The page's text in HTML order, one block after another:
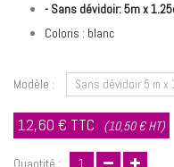
- Sans dévidoir: 5m x
Coloris : blanc
Modèle :
12,60 € TTC (10,50 € HT)
Quantité :